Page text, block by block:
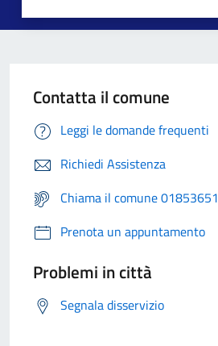
Contatta il comune
Leggi le domande frequenti
Richiedi Assistenza
Chiama il comune 01853651
Prenota un appuntamento
Problemi in città
Segnala disservizio